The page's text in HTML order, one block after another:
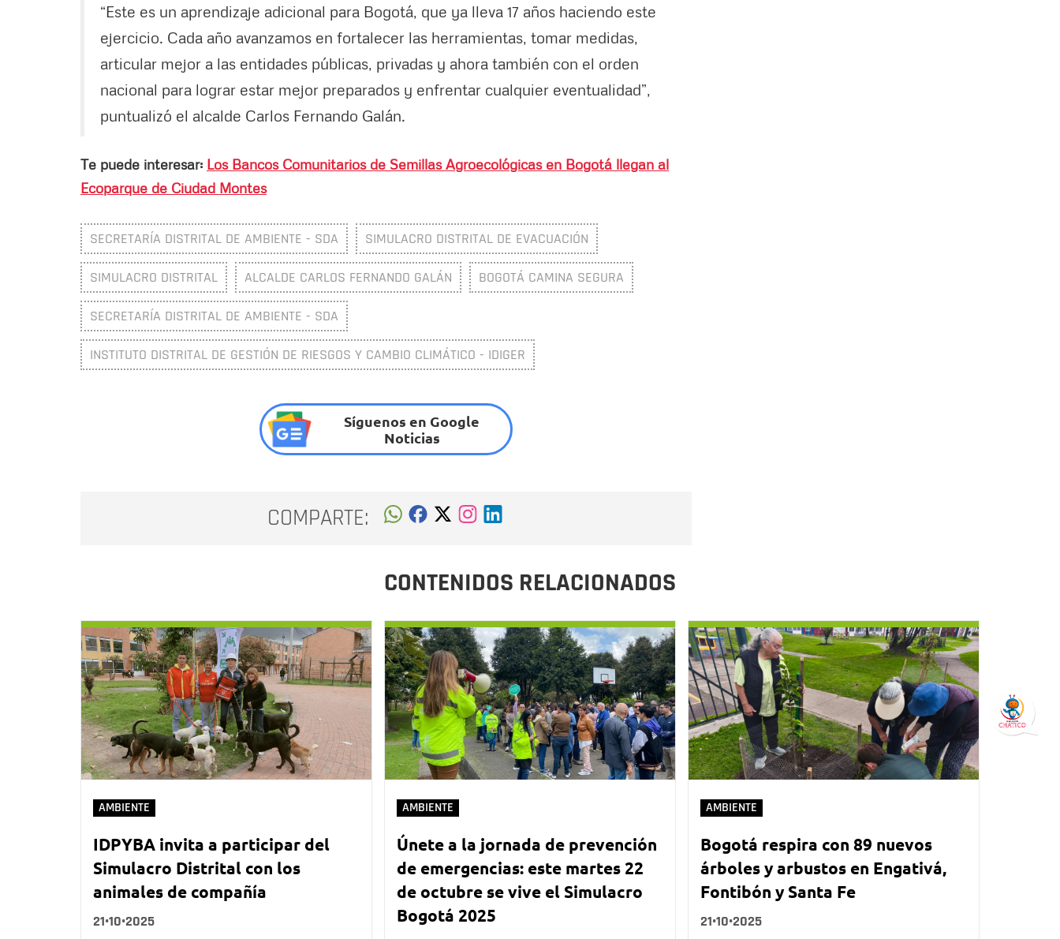
“Este es un aprendizaje adicional para Bogotá, que ya lleva 17 años haciendo este
ejercicio. Cada año avanzamos en fortalecer las herramientas, tomar medidas,
articular mejor a las entidades públicas, privadas y ahora también con el orden
nacional para lograr estar mejor preparados y enfrentar cualquier eventualidad”,
puntualizó el alcalde Carlos Fernando Galán.
Te puede interesar: Los Bancos Comunitarios de Semillas Agroecológicas en Bogotá llegan al
Ecoparque de Ciudad Montes
SECRETARÍA DISTRITAL DE AMBIENTE - SDA SIMULACRO DISTRITAL DE EVACUACIÓN
SIMULACRO DISTRITAL ALCALDE CARLOS FERNANDO GALÁN BOGOTÁ CAMINA SEGURA
SECRETARÍA DISTRITAL DE AMBIENTE - SDA
INSTITUTO DISTRITAL DE GESTIÓN DE RIESGOS Y CAMBIO CLIMÁTICO - IDIGER
Síguenos en Google
Noticias
COMPARTE:
CONTENIDOS RELACIONADOS
AMBIENTE
IDPYBA invita a participar del
Simulacro Distrital con los
animales de compañía
21•10•2025
AMBIENTE
Únete a la jornada de prevención
de emergencias: este martes 22
de octubre se vive el Simulacro
Bogotá 2025
AMBIENTE
Bogotá respira con 89 nuevos
árboles y arbustos en Engativá,
Fontibón y Santa Fe
21•10•2025